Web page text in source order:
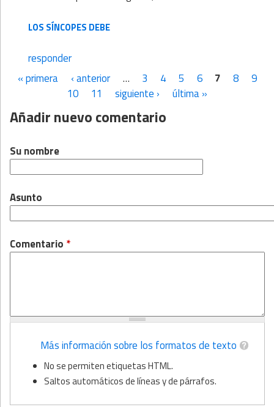
LOS SÍNCOPES DEBE
responder
Páginas
« primera ‹ anterior … 3 4 5 6 7 8
9
10
11 siguiente › última »
Añadir nuevo comentario
Su nombre
Asunto
Comentario *
Más información sobre los formatos de texto
No se permiten etiquetas HTML.
Saltos automáticos de líneas y de párrafos.